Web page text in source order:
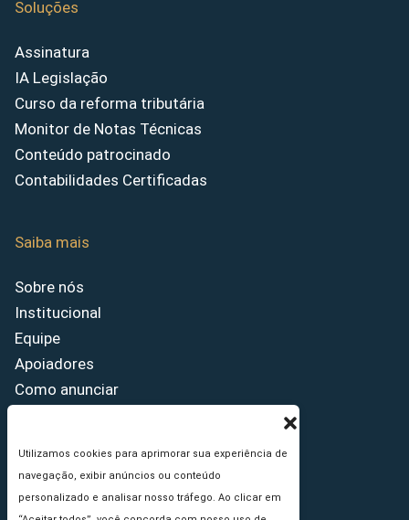
Utilizamos cookies para aprimorar sua experiência de
navegação, exibir anúncios ou conteúdo
personalizado e analisar nosso tráfego. Ao clicar em
Soluções
Assinatura
IA Legislação
Curso da reforma tributária
Monitor de Notas Técnicas
Conteúdo patrocinado
Contabilidades Certificadas
Saiba mais
Sobre nós
Institucional
Equipe
Apoiadores
Como anunciar
Princípios Editoriais